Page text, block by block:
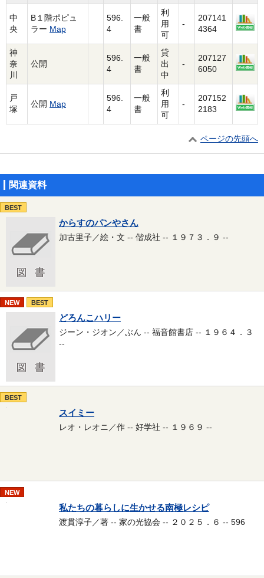
中
央
B１階ポピュ
ラー Map
596.
4
一般
書
利
用
可
-
207141
4364
神
奈
川
公開
596.
4
一般
書
貸
出
中
-
207127
6050
戸
塚
公開 Map
596.
4
一般
書
利
用
可
-
207152
2183
ページの先頭へ
関連資料
BEST
からすのパンやさん
加古里子／絵・文 -- 偕成社 -- １９７３．９ --
NEW BEST
どろんこハリー
ジーン・ジオン／ぶん -- 福音館書店 -- １９６４．３
--
BEST
スイミー
レオ・レオニ／作 -- 好学社 -- １９６９ --
NEW
私たちの暮らしに生かせる南極レシピ
渡貫淳子／著 -- 家の光協会 -- ２０２５．６ -- 596